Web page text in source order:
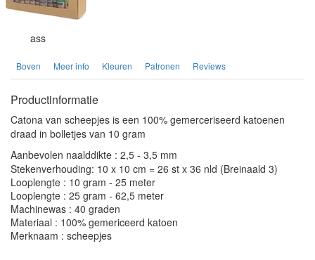
ass
Boven Meer info Kleuren Patronen Reviews
Productinformatie
Catona van scheepjes is een 100% gemerceriseerd katoenen
draad in bolletjes van 10 gram
Aanbevolen naalddikte : 2,5 - 3,5 mm
Stekenverhouding: 10 x 10 cm = 26 st x 36 nld (Breinaald 3)
Looplengte : 10 gram - 25 meter
Looplengte : 25 gram - 62,5 meter
Machinewas : 40 graden
Materiaal : 100% gemericeerd katoen
Merknaam : scheepjes